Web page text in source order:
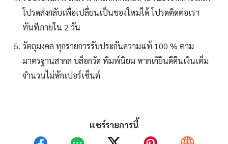
โปรดส่งกลับเพื่อเปลื่ยนเป็นของใหม่ได้ โปรดติดต่อเรา
ทันทีภายใน 2 วัน
วัตถุมงคล ทุกรายการรับประกันความแท้ 100 % ตาม
มาตรฐานสากล บล็อกวัด พิมพ์นิยม หากเก๊ยินดีคืนเงินเต็ม
จำนวนไม่หักเปอร์เซ็นต์
แชร์รายการนี้